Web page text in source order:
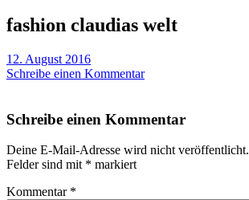
fashion claudias welt
12. August 2016
Schreibe einen Kommentar
Schreibe einen Kommentar
Deine E-Mail-Adresse wird nicht veröffentlicht.
Felder sind mit * markiert
Kommentar *